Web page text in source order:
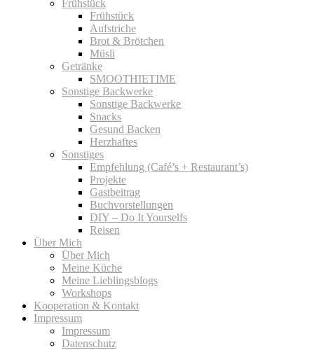
Frühstück
Frühstück
Aufstriche
Brot & Brötchen
Müsli
Getränke
SMOOTHIETIME
Sonstige Backwerke
Sonstige Backwerke
Snacks
Gesund Backen
Herzhaftes
Sonstiges
Empfehlung (Café’s + Restaurant’s)
Projekte
Gastbeitrag
Buchvorstellungen
DIY – Do It Yourselfs
Reisen
Über Mich
Über Mich
Meine Küche
Meine Lieblingsblogs
Workshops
Kooperation & Kontakt
Impressum
Impressum
Datenschutz